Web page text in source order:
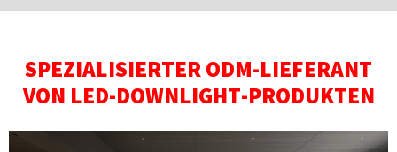
SPEZIALISIERTER ODM-LIEFERANT
VON LED-DOWNLIGHT-PRODUKTEN